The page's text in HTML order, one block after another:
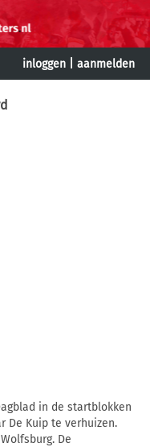
inloggen aanmelden
in de startblokken
De Kuip te verhuizen.
De